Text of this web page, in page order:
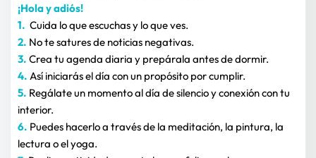
¡Hola y adiós!
1. Cuida lo que escuchas y lo que ves.
2. No te satures de noticias negativas.
3. Crea tu agenda diaria y prepárala antes de dormir.
4. Así iniciarás el día con un propósito por cumplir.
5. Regálate un momento al día de silencio y conexión con tu
interior.
6. Puedes hacerlo a través de la meditación, la pintura, la
lectura o el yoga.